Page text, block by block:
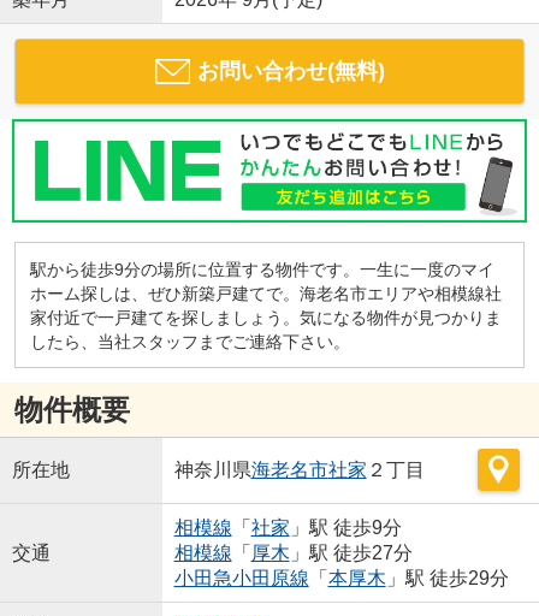
お問い合わせ(無料)
駅から徒歩9分の場所に位置する物件です。一生に一度のマイ
ホーム探しは、ぜひ新築戸建てで。海老名市エリアや相模線社
家付近で一戸建てを探しましょう。気になる物件が見つかりま
したら、当社スタッフまでご連絡下さい。
物件概要
所在地 神奈川県海老名市社家 ２丁目
交通
相模線 「 社家 」駅 徒歩9分
相模線 「 厚木 」駅 徒歩27分
小田急小田原線 「 本厚木 」駅 徒歩29分